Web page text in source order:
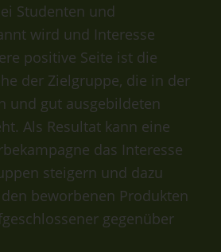
Studenten und
wird und Interesse
positive Seite ist die
der Zielgruppe, die in der
und gut ausgebildeten
Als Resultat kann eine
das Interesse
steigern und dazu
beworbenen Produkten
gegenüber